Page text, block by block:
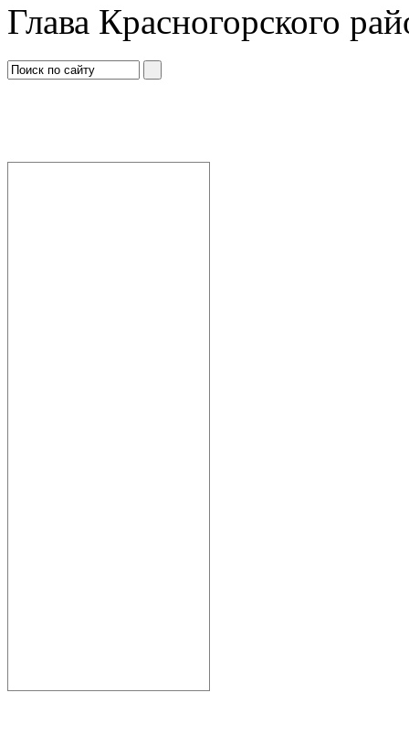
Глава Красногорского